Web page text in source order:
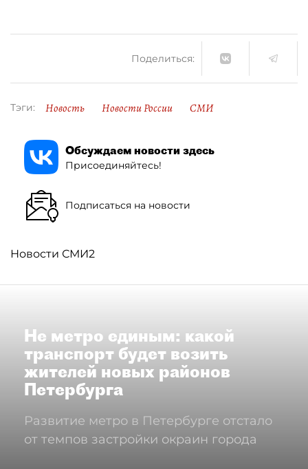
Поделиться:
Тэги: Новость Новости России СМИ
Обсуждаем новости здесь
Присоединяйтесь!
Подписаться на новости
Новости СМИ2
Не метро единым: какой
транспорт будет возить
жителей новых районов
Петербурга
Развитие метро в Петербурге отстало
от темпов застройки окраин города